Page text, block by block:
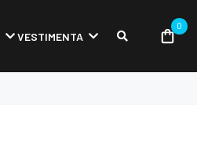
VESTIMENTA
0